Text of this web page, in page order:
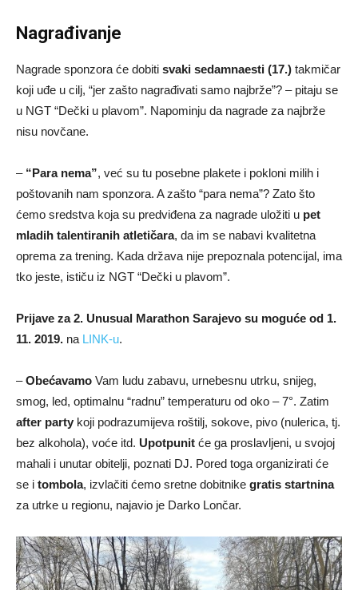
Nagrađivanje
Nagrade sponzora će dobiti svaki sedamnaesti (17.) takmičar
koji uđe u cilj, “jer zašto nagrađivati samo najbrže”? – pitaju se
u NGT “Dečki u plavom”. Napominju da nagrade za najbrže
nisu novčane.
– “Para nema”, već su tu posebne plakete i pokloni milih i
poštovanih nam sponzora. A zašto “para nema”? Zato što
ćemo sredstva koja su predviđena za nagrade uložiti u pet
mladih talentiranih atletičara, da im se nabavi kvalitetna
oprema za trening. Kada država nije prepoznala potencijal, ima
tko jeste, ističu iz NGT “Dečki u plavom”.
Prijave za 2. Unusual Marathon Sarajevo su moguće od 1.
11. 2019. na LINK-u.
–Obećavamo Vam ludu zabavu, urnebesnu utrku, snijeg,
smog, led, optimalnu “radnu” temperaturu od oko – 7°. Zatim
after party koji podrazumijeva roštilj, sokove, pivo (nulerica, tj.
bez alkohola), voće itd. Upotpunit će ga proslavljeni, u svojoj
mahali i unutar obitelji, poznati DJ. Pored toga organizirati će
se i tombola, izvlačiti ćemo sretne dobitnike gratis startnina
za utrke u regionu, najavio je Darko Lončar.